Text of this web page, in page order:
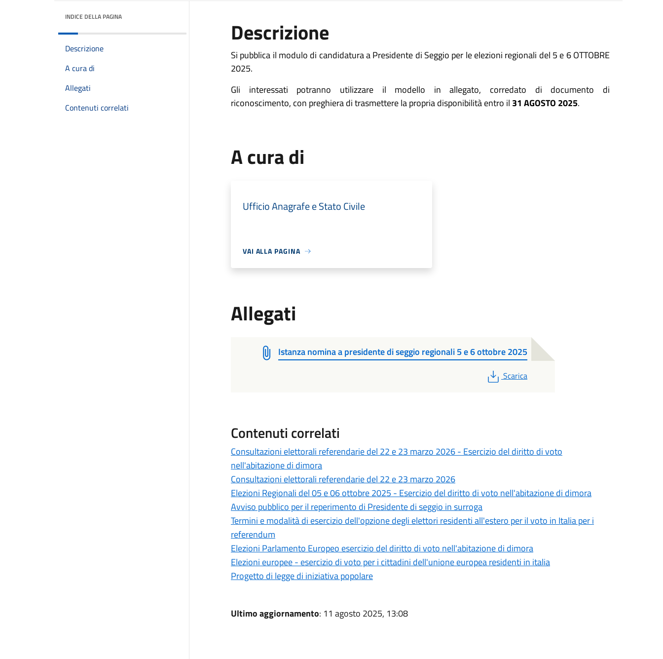
INDICE DELLA PAGINA
Descrizione
A cura di
Allegati
Contenuti correlati
Descrizione
Si pubblica il modulo di candidatura a Presidente di Seggio per le elezioni regionali del 5 e 6 OTTOBRE
2025.
Gli interessati potranno utilizzare il modello in allegato, corredato di documento di
riconoscimento, con preghiera di trasmettere la propria disponibilità entro il 31 AGOSTO 2025.
A cura di
Ufficio Anagrafe e Stato Civile
VAI ALLA PAGINA
Allegati
Istanza nomina a presidente di seggio regionali 5 e 6 ottobre 2025
PDF
Scarica
Contenuti correlati
Consultazioni elettorali referendarie del 22 e 23 marzo 2026 - Esercizio del diritto di voto
nell'abitazione di dimora
Consultazioni elettorali referendarie del 22 e 23 marzo 2026
Elezioni Regionali del 05 e 06 ottobre 2025 - Esercizio del diritto di voto nell'abitazione di dimora
Avviso pubblico per il reperimento di Presidente di seggio in surroga
Termini e modalità di esercizio dell'opzione degli elettori residenti all'estero per il voto in Italia per i
referendum
Elezioni Parlamento Europeo esercizio del diritto di voto nell'abitazione di dimora
Elezioni europee - esercizio di voto per i cittadini dell'unione europea residenti in italia
Progetto di legge di iniziativa popolare
Ultimo aggiornamento: 11 agosto 2025, 13:08